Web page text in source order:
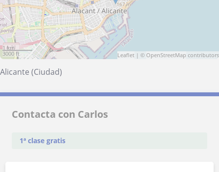
1 km
3000 ft
Leaflet | © OpenStreetMap contributors
Alicante (Ciudad)
Contacta con Carlos
1ª clase gratis